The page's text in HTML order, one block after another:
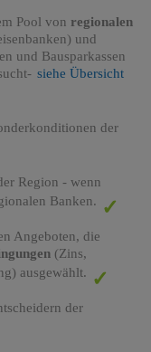
Pool von regionalen
und
und Bausparkassen
siehe Übersicht
der
Region - wenn
Banken.
Angeboten, die
(Zins,
ausgewählt.
der